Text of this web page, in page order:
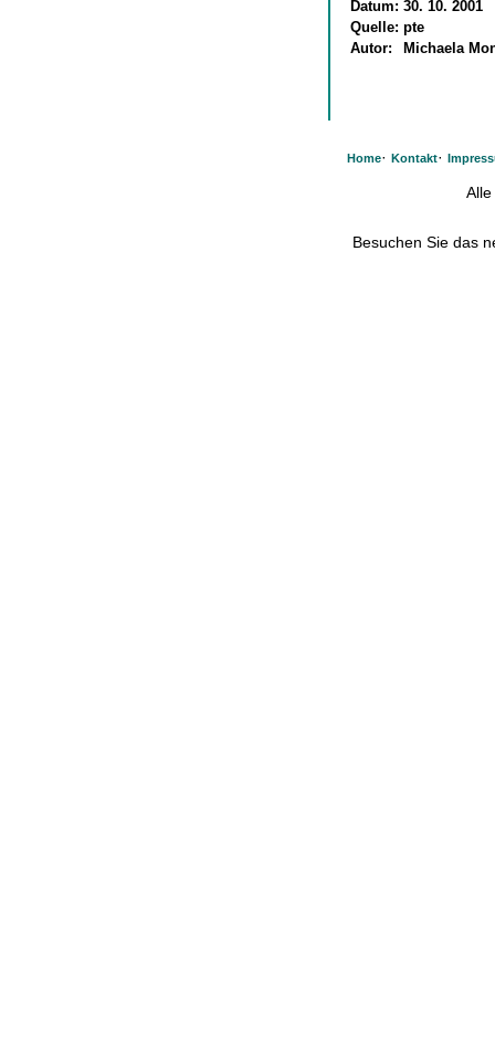
Datum: 30. 10. 2001
Quelle: pte
Autor:
Michaela
Home· Kontakt·
Besuchen Sie das